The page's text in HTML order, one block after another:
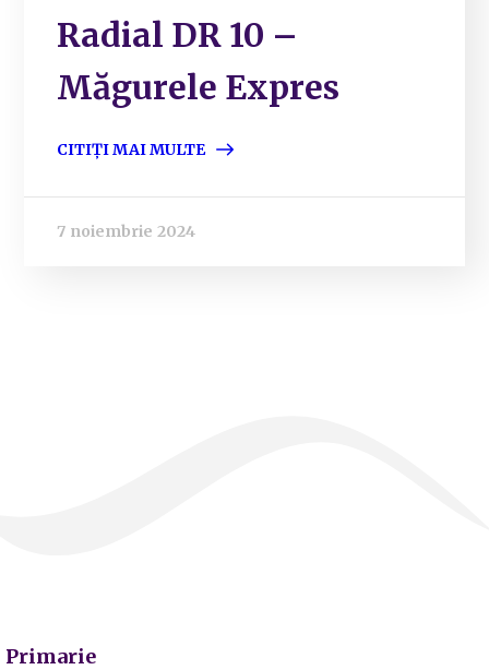
Radial DR 10 –
Măgurele Expres
CITIȚI MAI MULTE
7 noiembrie 2024
Primarie